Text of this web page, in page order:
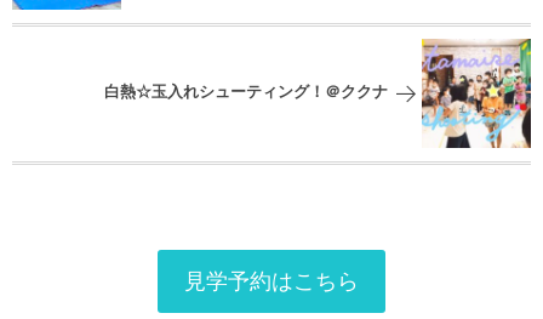
白熱☆玉入れシューティング！＠ククナ
見学予約はこちら